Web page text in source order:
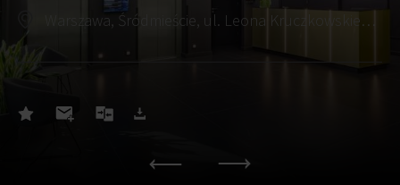
Warszawa, Śródmieście, ul. Leona Kruczkowskiego 8